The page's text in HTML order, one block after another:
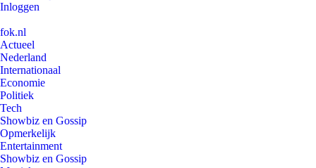
Inloggen
fok.nl
Actueel
Nederland
Internationaal
Economie
Politiek
Tech
Showbiz en Gossip
Opmerkelijk
Entertainment
Showbiz en Gossip